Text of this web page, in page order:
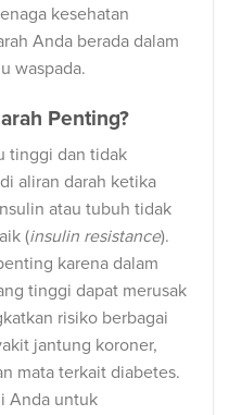
kesehatan
Anda berada dalam
waspada.
Penting?
tinggi dan tidak
aliran darah ketika
atau tubuh tidak
(insulin resistance).
karena dalam
tinggi dapat merusak
risiko berbagai
jantung koroner,
mata terkait diabetes.
Anda untuk